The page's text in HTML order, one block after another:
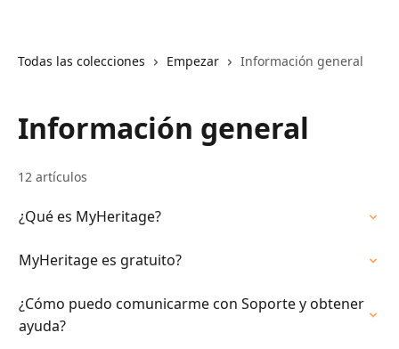
Todas las colecciones Empezar Información general
Información general
12 artículos
¿Qué es MyHeritage?
MyHeritage es gratuito?
¿Cómo puedo comunicarme con Soporte y obtener
ayuda?